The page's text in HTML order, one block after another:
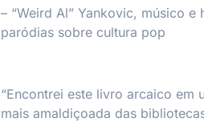
– “Weird Al” Yankovic, músico
paródias sobre cultura pop
“Encontrei este livro arcaico
mais amaldiçoada das